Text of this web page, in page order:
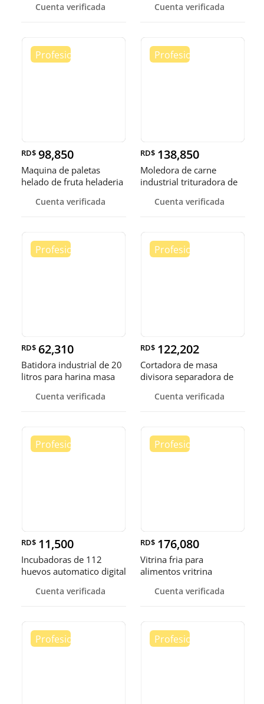
Cuenta verificada Cuenta verificada
RD$ 98,850
Maquina de paletas
helado de fruta heladeria
Cuenta verificada
RD$ 138,850
Moledora de carne
industrial trituradora de
Cuenta verificada
RD$ 62,310
Batidora industrial de 20
litros para harina masa
Cuenta verificada
RD$ 122,202
Cortadora de masa
divisora separadora de
Cuenta verificada
RD$ 11,500
Incubadoras de 112
huevos automatico digital
Cuenta verificada
RD$ 176,080
Vitrina fria para
alimentos vritrina
Cuenta verificada